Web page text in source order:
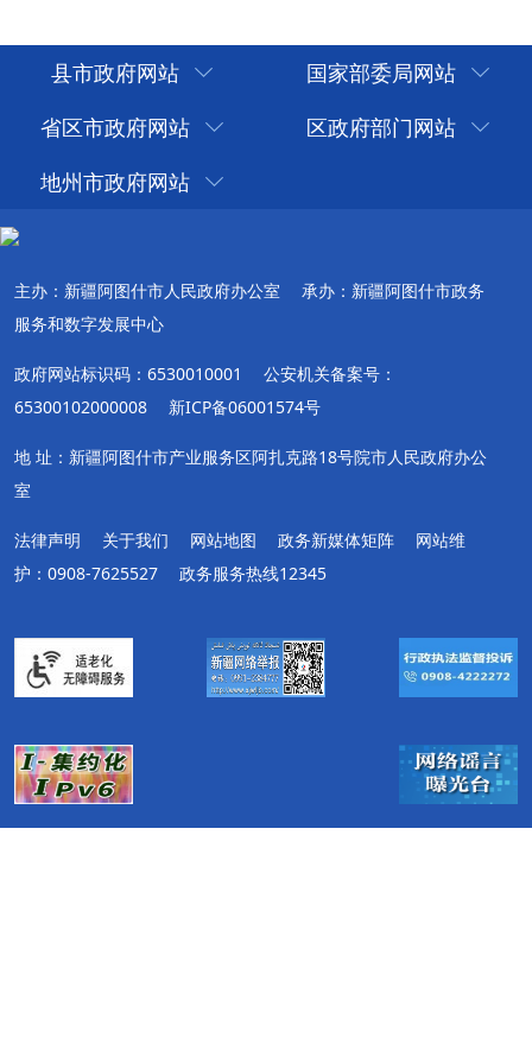
县市政府网站
国家部委局网站
省区市政府网站
区政府部门网站
地州市政府网站
主办：新疆阿图什市人民政府办公室
承办：新疆阿图什市政务
服务和数字发展中心
政府网站标识码：6530010001
公安机关备案号：
65300102000008
新ICP备06001574号
地 址：新疆阿图什市产业服务区阿扎克路18号院市人民政府办公
室
法律声明 关于我们 网站地图 政务新媒体矩阵
网站维
护：0908-7625527
政务服务热线12345